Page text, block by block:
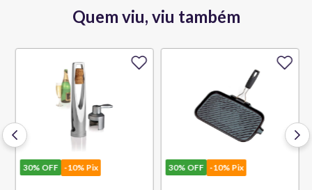
Quem viu, viu também
30%OFF -10% Pix 30%OFF -10% Pix